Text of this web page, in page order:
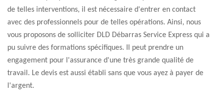
de telles interventions, il est nécessaire d'entrer en contact
avec des professionnels pour de telles opérations. Ainsi, nous
vous proposons de solliciter DLD Débarras Service Express qui a
pu suivre des formations spécifiques. Il peut prendre un
engagement pour l'assurance d'une très grande qualité de
travail. Le devis est aussi établi sans que vous ayez à payer de
l'argent.